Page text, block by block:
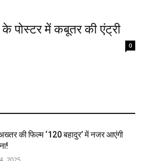
के पोस्‍टर में कबूतर की एंट्री
0
की फिल्म ‘120 बहादुर’ में नजर आएंगी